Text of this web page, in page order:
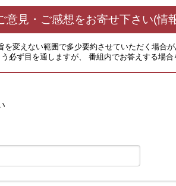
意見・ご感想をお寄せ下さい(情
変えない範囲で多少要約させていただく場合が
必ず目を通しますが、 番組内でお答えする場